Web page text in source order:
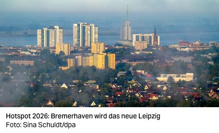
öko
gesellschaft
kultur
sport
berlin
nord
Hotspot 2026: Bremerhaven wird das neue Leipzig
Foto: Sina Schuldt/dpa